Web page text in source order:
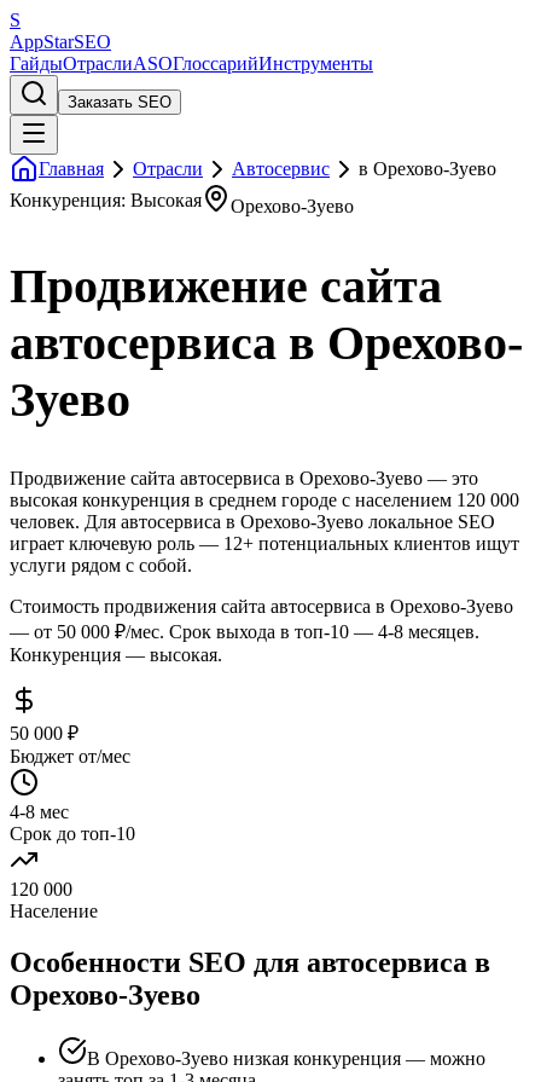
S
AppStarSEO
ГайдыОтраслиASOГлоссарийИнструменты
Заказать SEO
Главная Отрасли Автосервис
в Орехово-Зуево
Конкуренция: Высокая
Орехово-Зуево
Продвижение сайта
автосервиса в Орехово-
Зуево
Продвижение сайта автосервиса в Орехово-Зуево — это
высокая конкуренция в среднем городе с населением 120 000
человек. Для автосервиса в Орехово-Зуево локальное SEO
играет ключевую роль — 12+ потенциальных клиентов ищут
услуги рядом с собой.
Стоимость продвижения сайта автосервиса в Орехово-Зуево
— от 50 000 ₽/мес. Срок выхода в топ-10 — 4-8 месяцев.
Конкуренция — высокая.
50 000 ₽
Бюджет от/мес
4-8 мес
Срок до топ-10
120 000
Население
Особенности SEO для автосервиса в
Орехово-Зуево
В Орехово-Зуево низкая конкуренция — можно